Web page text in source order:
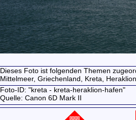
Dieses Foto ist folgenden Themen
Mittelmeer, Griechenland, Kreta,
Heraklion
Foto-ID: "kreta - kreta-heraklion-hafen"
Quelle: Canon 6D Mark II